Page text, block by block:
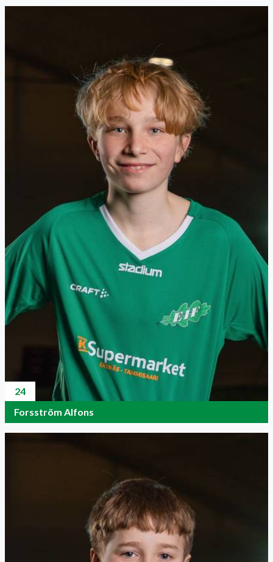
24
Forsström Alfons